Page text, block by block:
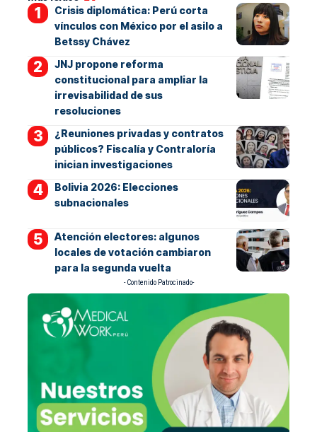
Crisis diplomática: Perú corta
vínculos con México por el asilo a
Betssy Chávez
JNJ propone reforma
constitucional para ampliar la
irrevisabilidad de sus
resoluciones
¿Reuniones privadas y contratos
públicos? Fiscalía y Contraloría
inician investigaciones
Bolivia 2026: Elecciones
subnacionales
Atención electores: algunos
locales de votación cambiaron
para la segunda vuelta
- Contenido Patrocinado-